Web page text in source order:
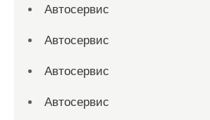
Автосервис
Автосервис
Автосервис
Автосервис